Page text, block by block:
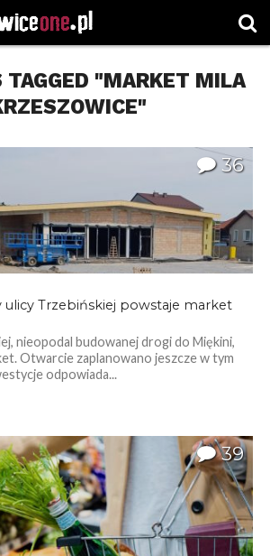
TAGGED "MARKET MILA
36
ulicy Trzebińskiej powstaje market
nieopodal budowanej drogi do Miękini,
Otwarcie zaplanowano jeszcze w tym
odpowiada...
39